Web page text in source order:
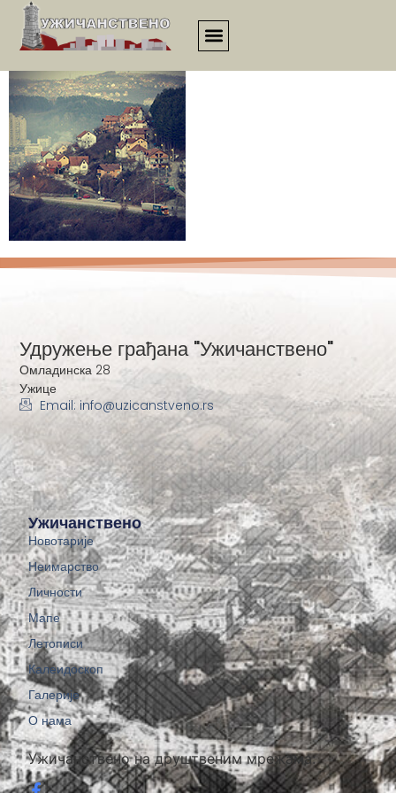
bckgrnd-zabucje
Ужичанствено на друштвеним мрежама:
Ужичанствено
Новотарије
Неимарство
Личности
Мапе
Летописи
Калеидоскоп
Галерије
О нама
Удружење грађана "Ужичанствено"
Омладинска 28
Ужице
Email: info@uzicanstveno.rs